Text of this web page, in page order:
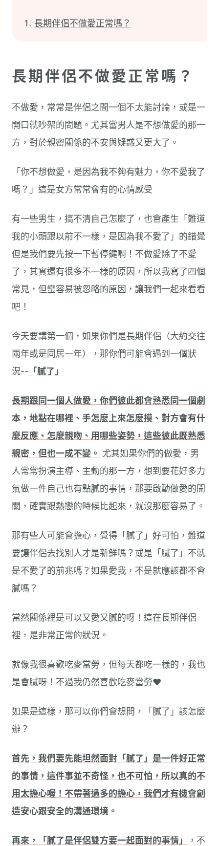
長期伴侶不做愛正常嗎？
長期伴侶不做愛正常嗎？
不做愛，常常是伴侶之間一個不太能討論，或是一
開口就吵架的問題。尤其當男人是不想做愛的那一
方，對於親密關係的不安與疑惑又更大了。
「你不想做愛，是因為我不夠有魅力，你不愛我了
嗎？」這是女方常常會有的心情感受
有一些男生，搞不清自己怎麼了，也會產生「難道
我的小頭跟以前不一樣，是因為我不愛了」的錯覺
但是我們要先按一下暫停鍵啊！不做愛除了不愛
了，其實還有很多不一樣的原因，所以我寫了四個
常見，但蠻容易被忽略的原因，讓我們一起來看看
吧！
今天要講第一個，如果你們是長期伴侶（大約交往
兩年或是同居一年），那你們可能會遇到一個狀
況-- 「膩了」
長期跟同一個人做愛，你們彼此都會熟悉同一個劇
本，地點在哪裡、手怎麼上來怎麼摸、對方會有什
麼反應、怎麼親吻、用哪些姿勢，這些彼此既熟悉
親密，但也一成不變。 尤其如果你們的做愛，男
人常常扮演主導、主動的那一方，想到要花好多力
氣做一件自己也有點膩的事情，那要啟動做愛的開
關，確實跟熱戀的時候比起來，就沒那麼容易了。
那有些人可能會擔心，覺得「膩了」好可怕，難道
要讓伴侶去找別人才是新鮮嗎？或是「膩了」不就
是不愛了的前兆嗎？如果愛我，不是就應該都不會
膩嗎？
當然關係裡是可以又愛又膩的呀！這在長期伴侶
裡，是非常正常的狀況。
就像我很喜歡吃麥當勞，但每天都吃一樣的，我也
是會膩呀！不過我仍然喜歡吃麥當勞❤️
如果是這樣，那可以你們會想問，「膩了」該怎麼
辦？
首先，我們要先能坦然面對「膩了」是一件好正常
的事情，這件事並不奇怪，也不可怕，所以真的不
用太擔心喔！不帶著過多的擔心，我們才有機會創
造安心跟安全的溝通環境。
再來，「膩了是伴侶雙方要一起面對的事情」
，不